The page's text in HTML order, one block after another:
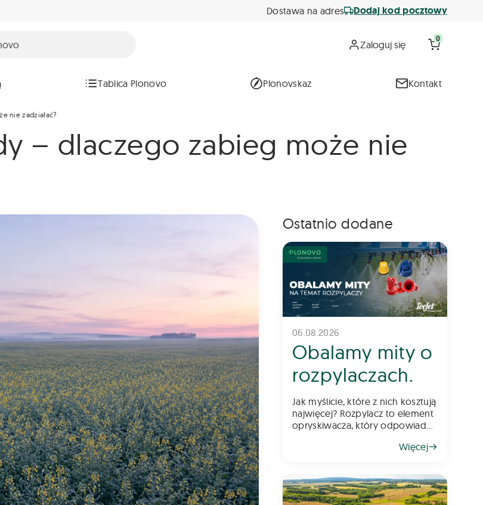
Dostawa na adres Dodaj kod pocztowy
Zaloguj się 0
Tablica Plonovo Plonovskaz Kontakt
nie zadziałać?
– dlaczego zabieg może nie
Ostatnio dodane
06.08.2026
Obalamy mity o
rozpylaczach.
Jak myślicie, które z nich kosztują
najwięcej? Rozpylacz to element
opryskiwacza, który odpowiada
środków chemicznych na pole –
dob&oac
Więcej